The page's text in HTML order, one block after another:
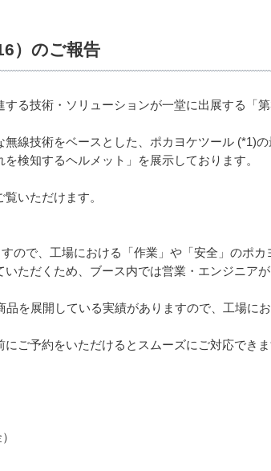
）のご報告
る技術・ソリューションが一堂に出展する「
線技術をベースとした、ポカヨケツール (*1)
検知するヘルメット」を展示しております。
いただけます。
ので、工場における「作業」や「安全」のポ
ただくため、ブース内では営業・エンジニア
を展開している実績がありますので、工場に
ご予約をいただけるとスムーズにご対応でき